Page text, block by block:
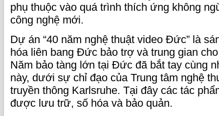
phụ thuộc vào quá trình thích ứng không
công nghệ mới.
Dự án “40 năm nghệ thuật video Đức” là
hóa liên bang Đức bảo trợ và trung gian
Năm bảo tàng lớn tại Đức đã bắt tay cùng
này, dưới sự chỉ đạo của Trung tâm nghệ
truyền thông Karlsruhe. Tại đây các tác
được lưu trữ, số hóa và bảo quản.